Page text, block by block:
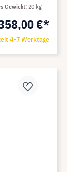
€*
4-7 Werktage
Gewicht 20 kg